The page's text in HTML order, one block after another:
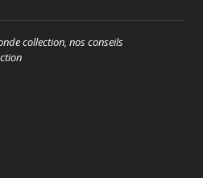
collection, nos conseils